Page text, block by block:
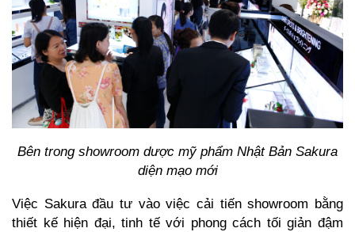
Bên trong showroom dược mỹ phẩm Nhật Bản Sakura
diện mạo mới
Việc Sakura đầu tư vào việc cải tiến showroom bằng
thiết kế hiện đại, tinh tế với phong cách tối giản đậm